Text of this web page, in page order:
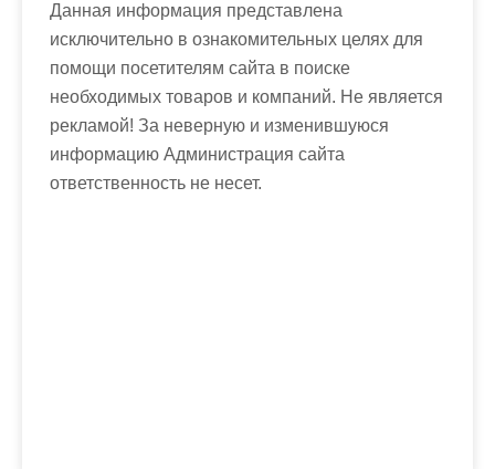
Данная информация представлена
исключительно в ознакомительных целях для
помощи посетителям сайта в поиске
необходимых товаров и компаний. Не является
рекламой! За неверную и изменившуюся
информацию Администрация сайта
ответственность не несет.